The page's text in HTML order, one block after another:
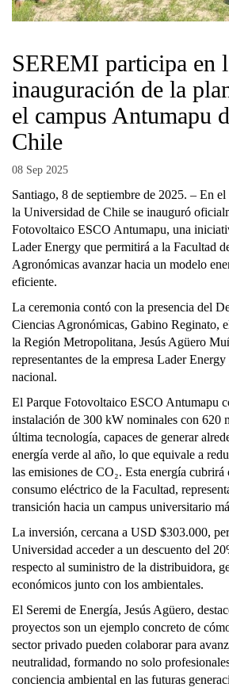
SEREMI participa en
inauguración de la
el campus Antumapu
Chile
08 Sep 2025
Santiago, 8 de septiembre de 2025. – En
la Universidad de Chile se inauguró
Fotovoltaico ESCO Antumapu, una
Lader Energy que permitirá a la Facultad
Agronómicas avanzar hacia un modelo
eficiente.
La ceremonia contó con la presencia del
Ciencias Agronómicas, Gabino Reginato,
la Región Metropolitana, Jesús Agüero
representantes de la empresa Lader
nacional.
El Parque Fotovoltaico ESCO Antumapu
instalación de 300 kW nominales con 620
última tecnología, capaces de generar
energía verde al año, lo que equivale a
las emisiones de CO₂. Esta energía cubrirá
consumo eléctrico de la Facultad,
transición hacia un campus universitario
La inversión, cercana a USD $303.000,
Universidad acceder a un descuento del
respecto al suministro de la distribuidora,
económicos junto con los ambientales.
El Seremi de Energía, Jesús Agüero,
proyectos son un ejemplo concreto de
sector privado pueden colaborar para
neutralidad, formando no solo
conciencia ambiental en las futuras